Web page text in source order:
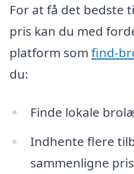
For at få det bedste
pris kan du med
platform som find-
du:
Finde lokale
Indhente flere
sammenligne